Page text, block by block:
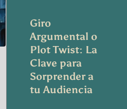
Giro
Argumental o
Plot Twist: La
Clave para
Sorprender a
tu Audiencia